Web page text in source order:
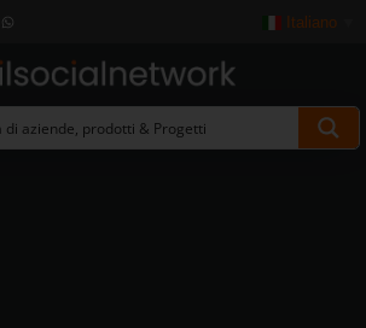
Italiano